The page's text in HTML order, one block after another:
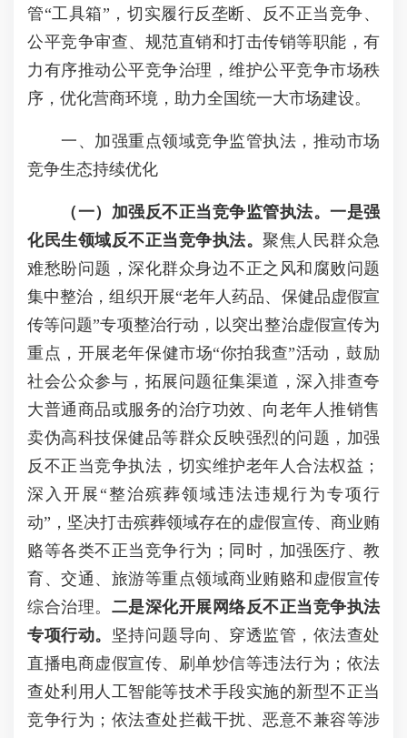
管“工具箱”，切实履行反垄断、反不正当竞争、
公平竞争审查、规范直销和打击传销等职能，有
力有序推动公平竞争治理，维护公平竞争市场秩
序，优化营商环境，助力全国统一大市场建设。
一、加强重点领域竞争监管执法，推动市场
竞争生态持续优化
（一）加强反不正当竞争监管执法。 一是强
化民生领域反不正当竞争执法。 聚焦人民群众急
难愁盼问题，深化群众身边不正之风和腐败问题
集中整治，组织开展“老年人药品、保健品虚假宣
传等问题”专项整治行动，以突出整治虚假宣传为
重点，开展老年保健市场“你拍我查”活动，鼓励
社会公众参与，拓展问题征集渠道，深入排查夸
大普通商品或服务的治疗功效、向老年人推销售
卖伪高科技保健品等群众反映强烈的问题，加强
反不正当竞争执法，切实维护老年人合法权益；
深入开展“整治殡葬领域违法违规行为专项行
动”，坚决打击殡葬领域存在的虚假宣传、商业贿
赂等各类不正当竞争行为；同时，加强医疗、教
育、交通、旅游等重点领域商业贿赂和虚假宣传
综合治理。 二是深化开展网络反不正当竞争执法
专项行动。 坚持问题导向、穿透监管，依法查处
直播电商虚假宣传、刷单炒信等违法行为；依法
查处利用人工智能等技术手段实施的新型不正当
竞争行为；依法查处拦截干扰、恶意不兼容等涉